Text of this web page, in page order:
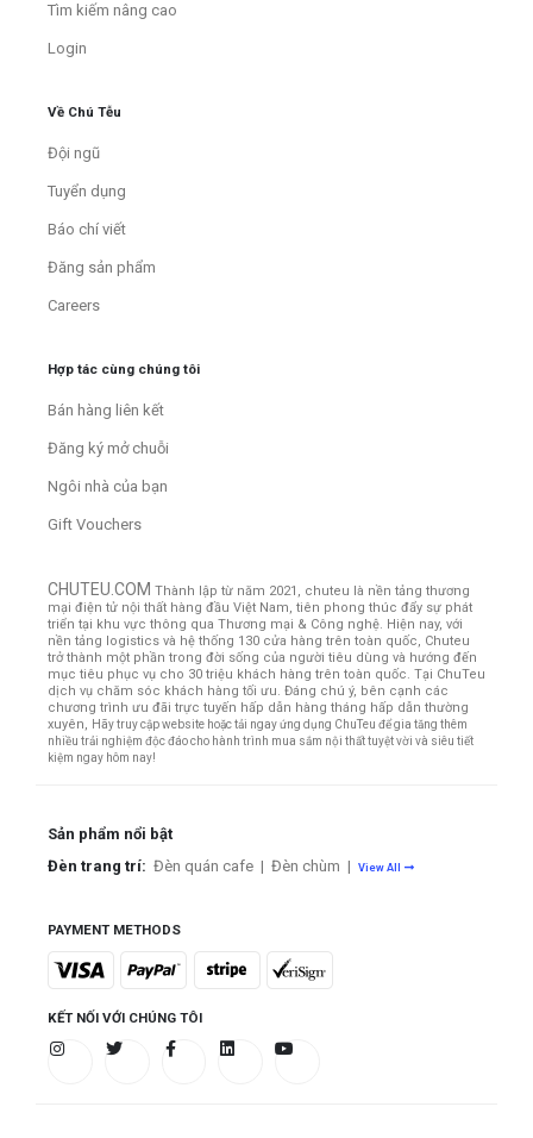
Tìm kiếm nâng cao
Login
Về Chú Tễu
Đội ngũ
Tuyển dụng
Báo chí viết
Đăng sản phẩm
Careers
Hợp tác cùng chúng tôi
Bán hàng liên kết
Đăng ký mở chuỗi
Ngôi nhà của bạn
Gift Vouchers
CHUTEU.COM Thành lập từ năm 2021, chuteu là nền tảng thương
mại điện tử nội thất hàng đầu Việt Nam, tiên phong thúc đẩy sự phát
triển tại khu vực thông qua Thương mại & Công nghệ. Hiện nay, với
nền tảng logistics và hệ thống 130 cửa hàng trên toàn quốc, Chuteu
trở thành một phần trong đời sống của người tiêu dùng và hướng đến
mục tiêu phục vụ cho 30 triệu khách hàng trên toàn quốc. Tại ChuTeu
dịch vụ chăm sóc khách hàng tối ưu. Đáng chú ý, bên cạnh các
chương trình ưu đãi trực tuyến hấp dẫn hàng tháng hấp dẫn thường
xuyên, Hãy truy cập website hoặc tải ngay ứng dụng ChuTeu để gia tăng thêm
nhiều trải nghiệm độc đáo cho hành trình mua sắm nội thất tuyệt vời và siêu tiết
kiệm ngay hôm nay!
Sản phẩm nổi bật
Đèn trang trí: Đèn quán cafe | Đèn chùm | View All
PAYMENT METHODS
KẾT NỐI VỚI CHÚNG TÔI